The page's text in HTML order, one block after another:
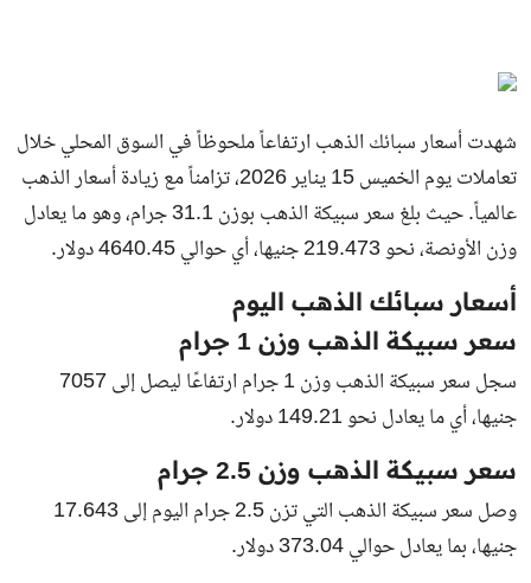
شهدت أسعار سبائك الذهب ارتفاعاً ملحوظاً في السوق المحلي خلال
تعاملات يوم الخميس 15 يناير 2026، تزامناً مع زيادة أسعار الذهب
عالمياً. حيث بلغ سعر سبيكة الذهب بوزن 31.1 جرام، وهو ما يعادل
وزن الأونصة، نحو 219.473 جنيها، أي حوالي 4640.45 دولار.
أسعار سبائك الذهب اليوم
سعر سبيكة الذهب وزن 1 جرام
سجل سعر سبيكة الذهب وزن 1 جرام ارتفاعًا ليصل إلى 7057
جنيها، أي ما يعادل نحو 149.21 دولار.
سعر سبيكة الذهب وزن 2.5 جرام
وصل سعر سبيكة الذهب التي تزن 2.5 جرام اليوم إلى 17.643
جنيها، بما يعادل حوالي 373.04 دولار.